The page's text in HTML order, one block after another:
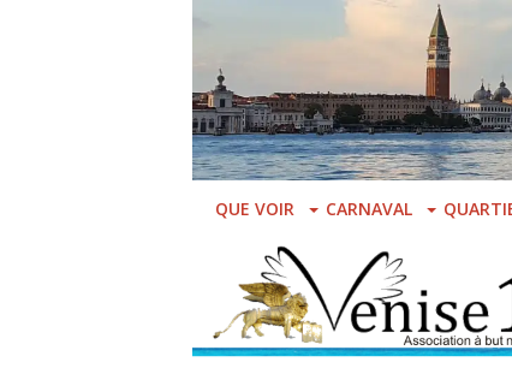
main
content
QUE VOIR CARNAVAL